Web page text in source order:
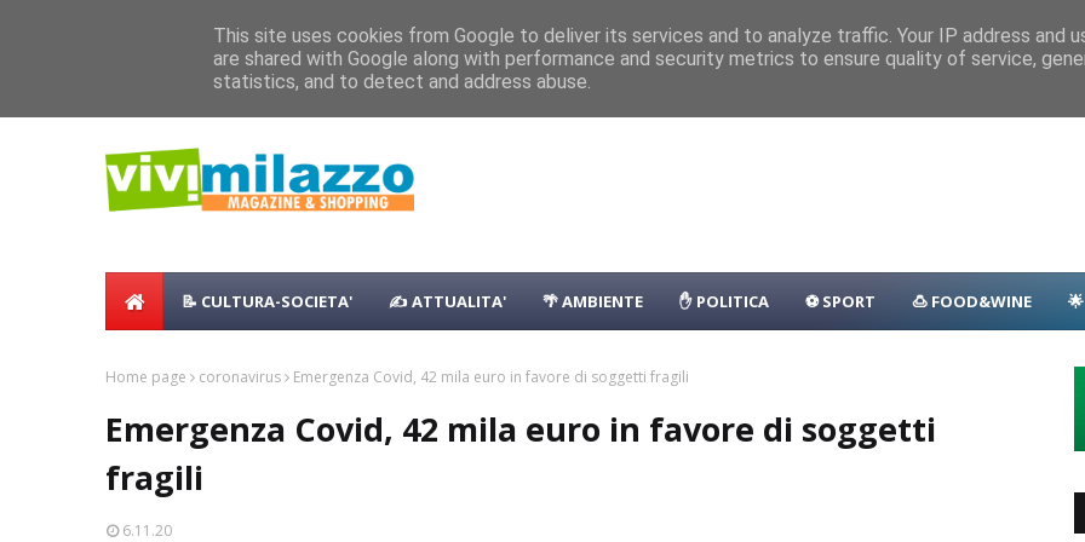
Concerto all’Alba a Milazzo con oltre 1.500 persone CASTELLO-MILAZZO
Milazzo 28ª Sagra del Pesce a Vaccarella: il programma
📝 CULTURA-SOCIETA' ✍ ATTUALITA' 🌴 AMBIENTE ✋ POLITICA ⚽ SPORT 🍮 FOOD&WINE
Home page coronavirus Emergenza Covid, 42 mila euro in favore di soggetti fragili
Emergenza Covid, 42 mila euro in favore di soggetti
fragili
6.11.20
This site uses cookies from Google to deliver its services and to analyze traffic. Your IP address and
are shared with Google along with performance and security metrics to ensure quality of service,
statistics, and to detect and address abuse.